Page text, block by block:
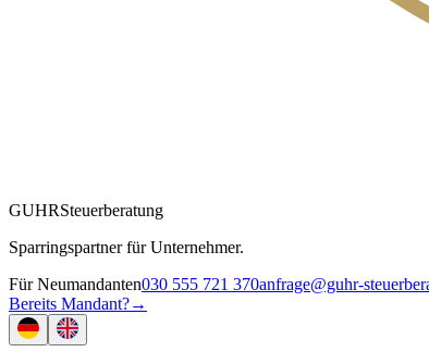
GUHRSteuerberatung
Sparringspartner für Unternehmer.
Für Neumandanten030 555 721 370anfrage@guhr-
Bereits Mandant?→